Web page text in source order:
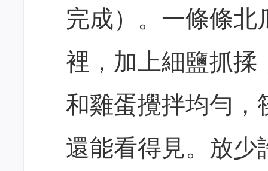
完成）。一條條北
裡，加上細鹽抓揉
和雞蛋攪拌均勻，
還能看得見。放少